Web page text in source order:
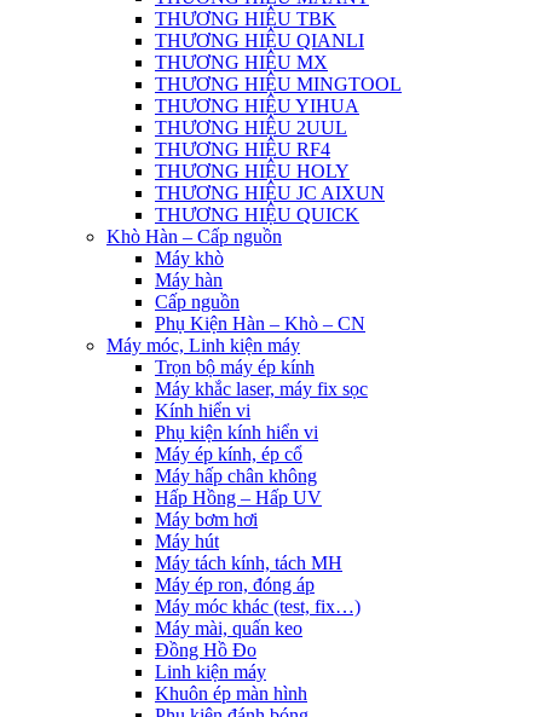
THƯƠNG HIỆU TBK
THƯƠNG HIỆU QIANLI
THƯƠNG HIỆU MX
THƯƠNG HIỆU MINGTOOL
THƯƠNG HIỆU YIHUA
THƯƠNG HIỆU 2UUL
THƯƠNG HIỆU RF4
THƯƠNG HIỆU HOLY
THƯƠNG HIỆU JC AIXUN
THƯƠNG HIỆU QUICK
Khò Hàn – Cấp nguồn
Máy khò
Máy hàn
Cấp nguồn
Phụ Kiện Hàn – Khò – CN
Máy móc, Linh kiện máy
Trọn bộ máy ép kính
Máy khắc laser, máy fix sọc
Kính hiển vi
Phụ kiện kính hiển vi
Máy ép kính, ép cổ
Máy hấp chân không
Hấp Hồng – Hấp UV
Máy bơm hơi
Máy hút
Máy tách kính, tách MH
Máy ép ron, đóng áp
Máy móc khác (test, fix…)
Máy mài, quấn keo
Đồng Hồ Đo
Linh kiện máy
Khuôn ép màn hình